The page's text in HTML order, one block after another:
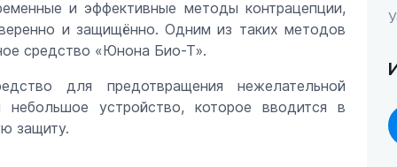
и эффективные методы контрацепции,
и защищённо. Одним из таких методов
средство «Юнона Био-Т».
для предотвращения нежелательной
устройство, которое вводится в
защиту.